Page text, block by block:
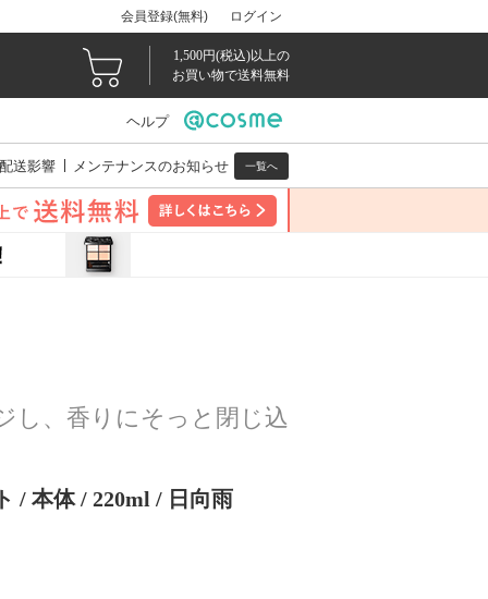
会員登録(無料) ログイン
1,500円(税込)以上の
お買い物で送料無料
ヘルプ
送影響 メンテナンスのお知らせ 一覧へ
し、香りにそっと閉じ込
/ 本体 / 220ml / 日向雨